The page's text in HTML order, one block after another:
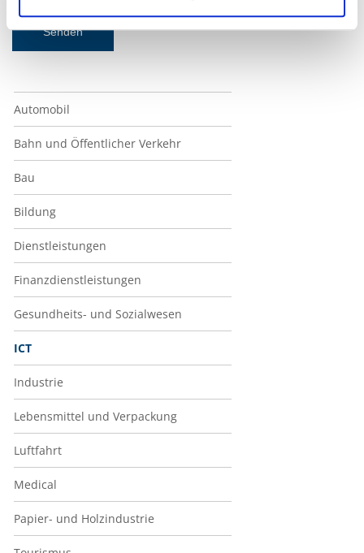
Unternavigaton Weiss
Automobil
Bahn und Öffentlicher Verkehr
Bau
Bildung
Dienstleistungen
Finanzdienstleistungen
Gesundheits- und Sozialwesen
ICT
Industrie
Lebensmittel und Verpackung
Luftfahrt
Medical
Papier- und Holzindustrie